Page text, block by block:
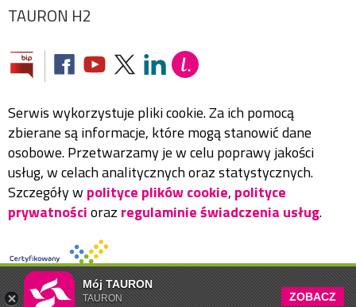
TAURON H2
Serwis wykorzystuje pliki cookie. Za ich pomocą
zbierane są informacje, które mogą stanowić dane
osobowe. Przetwarzamy je w celu poprawy jakości
usług, w celach analitycznych oraz statystycznych.
Szczegóły w polityce plików cookie, polityce
prywatnościoraz regulaminie świadczenia usług.
Mój TAURON
TAURON
ZOBACZ